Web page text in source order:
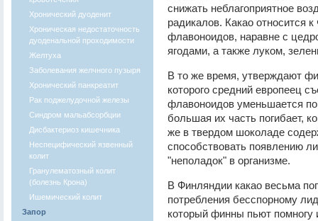
Хронический дуоденит
Хроническая недостаточность
дуоденальной проходимости
Желтуха
Заболевания желчного пузыря
Хронический панкреатит
Рак поджелудочной железы
Синдром мальабсорбции
Дисбактериоз кишечника
Неспецифический язвенный
колит
Гранулематозный колит
(болезнь Крона)
Ишемический колит
Запор
снижать неблагоприятное
радикалов. Какао относится
флавоноидов, наравне с
ягодами, а также луком,
В то же время, утверждают
которого средний европеец
флавоноидов уменьшается
большая их часть погибает,
же в твердом шоколаде
способствовать появлению
"неполадок" в организме.
В Финляндии какао весьма
потребления бесспорному
который финны пьют